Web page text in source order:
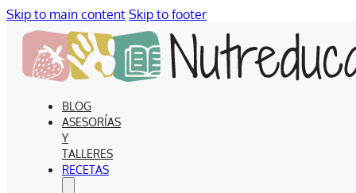
Skip to main content Skip to footer
BLOG
ASESORÍAS
Y
TALLERES
RECETAS